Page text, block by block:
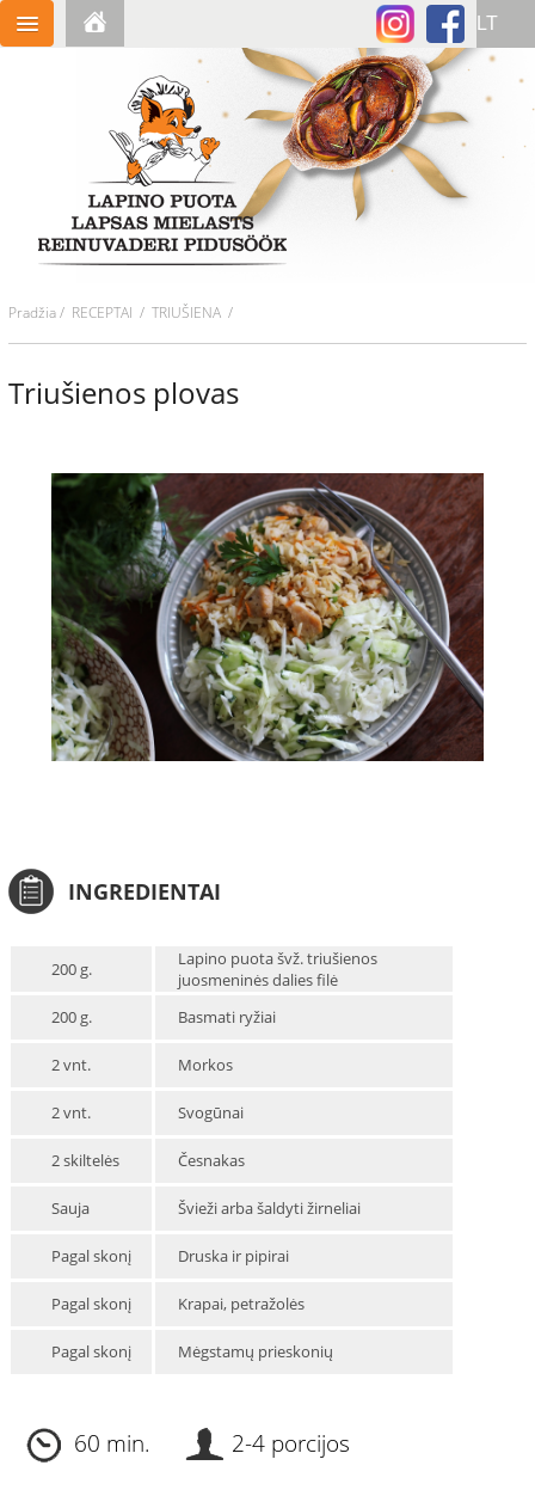
Pradžia/ RECEPTAI / TRIUŠIENA /
Triušienos plovas
INGREDIENTAI
200 g.
Lapino puota švž. triušienos
juosmeninės dalies filė
200 g.
Basmati ryžiai
2 vnt. Morkos
2 vnt. Svogūnai
2 skiltelės Česnakas
Sauja Švieži arba šaldyti žirneliai
Pagal skonį Druska ir pipirai
Pagal skonį Krapai, petražolės
Pagal skonį Mėgstamų prieskonių
60 min. 2-4 porcijos